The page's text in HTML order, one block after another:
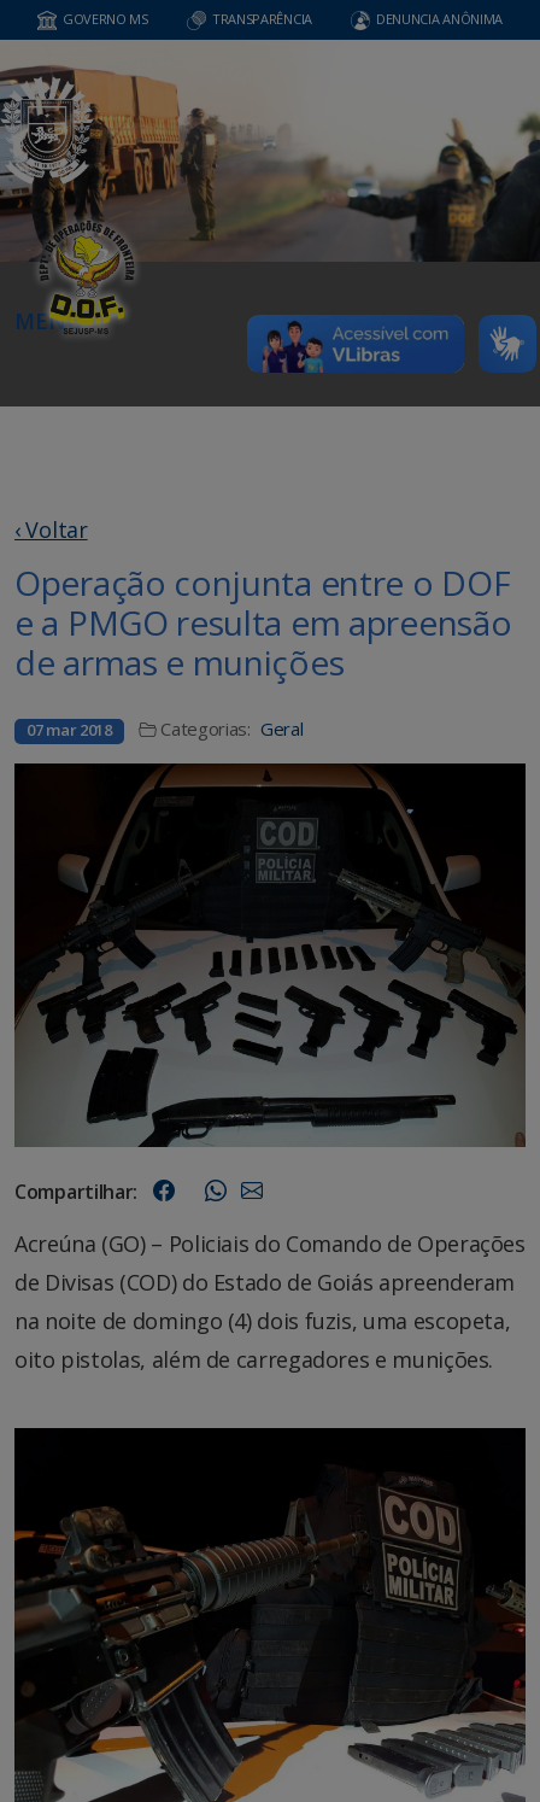
GOVERNO MS TRANSPARÊNCIA DENUNCIA ANÔNIMA
MENU
‹ Voltar
Operação conjunta entre o DOF
e a PMGO resulta em apreensão
de armas e munições
07 mar 2018 Categorias: Geral
Compartilhar:
Acreúna (GO) – Policiais do Comando de Operações
de Divisas (COD) do Estado de Goiás apreenderam
na noite de domingo (4) dois fuzis, uma escopeta,
oito pistolas, além de carregadores e munições.